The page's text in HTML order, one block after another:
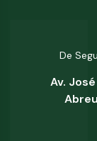
De
Av.